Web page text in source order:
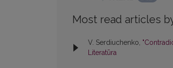
Most read articles
V. Serdiuchenko,
Literatūra